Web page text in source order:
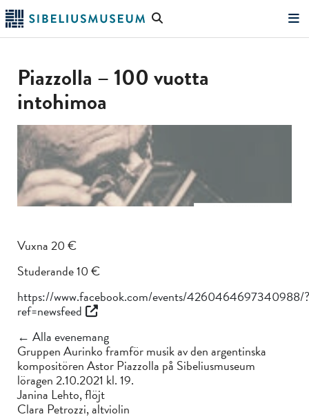
Hoppa
till
huvudinnehållet
Sök
Piazzolla – 100 vuotta
intohimoa
Vuxna 20 €
Studerande 10 €
https://www.facebook.com/events/4260464697340988/?
ref=newsfeed
← Alla evenemang
Gruppen Aurinko framför musik av den argentinska
kompositören Astor Piazzolla på Sibeliusmuseum
löragen 2.10.2021 kl. 19.
Janina Lehto, flöjt
Clara Petrozzi, altviolin